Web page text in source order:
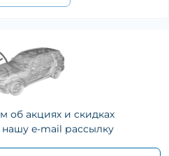
об акциях и скидках
e-mail рассылку